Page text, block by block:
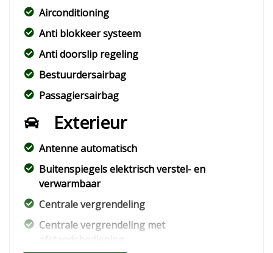
Airconditioning
Anti blokkeer systeem
Anti doorslip regeling
Bestuurdersairbag
Passagiersairbag
Exterieur
Antenne automatisch
Buitenspiegels elektrisch verstel- en
verwarmbaar
Centrale vergrendeling
Centrale vergrendeling met
afstandsbediening